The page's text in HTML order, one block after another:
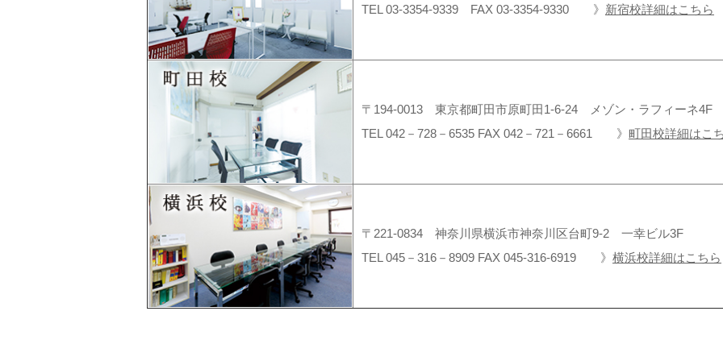
TEL 03-3354-9339 FAX 03-3354-9330 》 新宿校詳細はこちら
〒194-0013 東京都町田市原町田1-6-24 メゾン・ラフィーネ4F
TEL 042－728－6535 FAX 042－721－6661 》 町田校詳細はこ
〒221-0834 神奈川県横浜市神奈川区台町9-2 一幸ビル3F
TEL 045－316－8909 FAX 045-316-6919 》 横浜校詳細はこちら